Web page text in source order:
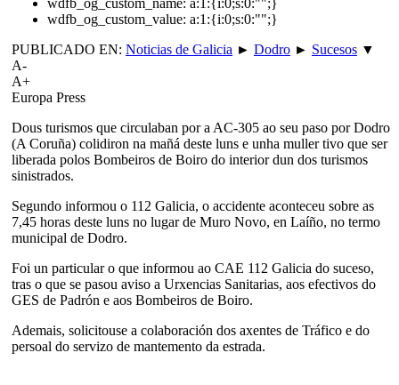
wdfb_og_custom_value: a:1:{i:0;s:0:"";}
PUBLICADO EN: Noticias de Galicia ► Dodro ► Sucesos ▼
A-
A+
Europa Press
Dous turismos que circulaban por a AC-305 ao seu paso por Dodro
(A Coruña) colidiron na mañá deste luns e unha muller tivo que ser
liberada polos Bombeiros de Boiro do interior dun dos turismos
sinistrados.
Segundo informou o 112 Galicia, o accidente aconteceu sobre as
7,45 horas deste luns no lugar de Muro Novo, en Laíño, no termo
municipal de Dodro.
Foi un particular o que informou ao CAE 112 Galicia do suceso,
tras o que se pasou aviso a Urxencias Sanitarias, aos efectivos do
GES de Padrón e aos Bombeiros de Boiro.
Ademais, solicitouse a colaboración dos axentes de Tráfico e do
persoal do servizo de mantemento da estrada.